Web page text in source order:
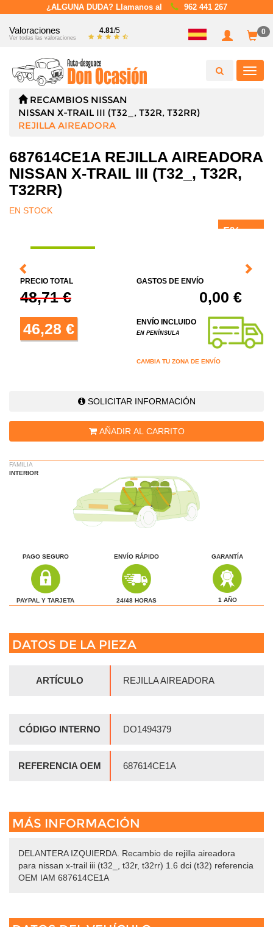
¿ALGUNA DUDA? Llamanos al 962 441 267
Valoraciones
Ver todas las valoraciones
4.81/5 0
RECAMBIOS NISSAN
NISSAN X-TRAIL III (T32_, T32R, T32RR)
REJILLA AIREADORA
687614CE1A REJILLA AIREADORA
NISSAN X-TRAIL III (T32_, T32R,
T32RR)
EN STOCK
5%
PRECIO TOTAL
48,71 €
46,28 €
GASTOS DE ENVÍO
0,00 €
ENVÍO INCLUIDO
EN PENÍNSULA
CAMBIA TU ZONA DE ENVÍO
SOLICITAR INFORMACIÓN
AÑADIR AL CARRITO
FAMILIA
INTERIOR
PAGO SEGURO
PAYPAL Y TARJETA
ENVÍO RÁPIDO
24/48 HORAS
GARANTÍA
1 AÑO
DATOS DE LA PIEZA
ARTÍCULO REJILLA AIREADORA
CÓDIGO INTERNO DO1494379
REFERENCIA OEM 687614CE1A
MÁS INFORMACIÓN
DELANTERA IZQUIERDA. Recambio de rejilla aireadora
para nissan x-trail iii (t32_, t32r, t32rr) 1.6 dci (t32) referencia
OEM IAM 687614CE1A